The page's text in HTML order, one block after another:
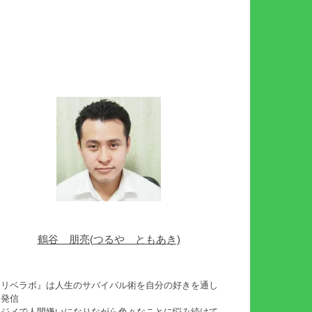
鶴谷 朋亮(つるや ともあき)
ベラボ』は人生のサバイバル術を自分の好きを通し
信